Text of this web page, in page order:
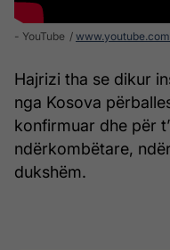
- YouTube www.youtube.com
Hajrizi tha se dikur
nga Kosova
konfirmuar dhe për
ndërkombëtare,
dukshëm.